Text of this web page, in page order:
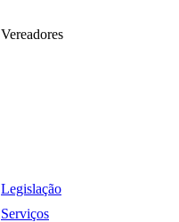
Vereadores
Legislação
Serviços